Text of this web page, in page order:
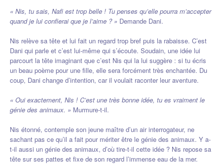
« Nis, tu sais, Nafi est trop belle ! Tu penses qu’elle pourra m’accepter
quand je lui confierai que je l’aime ? » Demande Dani.
Nis relève sa tête et lui fait un regard trop bref puis la rabaisse. C’est
Dani qui parle et c’est lui-même qui s’écoute. Soudain, une idée lui
parcourt la tête imaginant que c’est Nis qui la lui suggère : si tu écris
un beau poème pour une fille, elle sera forcément très enchantée. Du
coup, Dani change d’intention, car il voulait raconter leur aventure.
« Oui exactement, Nis ! C’est une très bonne idée, tu es vraiment le
génie des animaux. » Murmure-t-il.
Nis étonné, contemple son jeune maître d’un air interrogateur, ne
sachant pas ce qu’il a fait pour mériter être le génie des animaux. Y a-
t-il aussi un génie des animaux, d’où tire-t-il cette idée ? Nis repose sa
tête sur ses pattes et fixe de son regard l’immense eau de la mer.